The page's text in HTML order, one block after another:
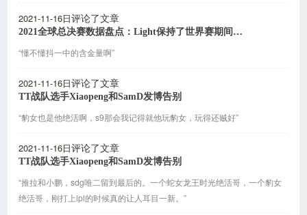
2021-11-16日评论了文章
2021全球总决赛数据盘点：Light保持了世界赛期间最高的KDA
“懂不懂抖一中的含金量啊”
2021-11-16日评论了文章
TT战队选手Xiaopeng和SamD发博告别
“豹女也是他绝活啊，s9那会我记得就他玩豹女，玩得还贼好”
2021-11-16日评论了文章
TT战队选手Xiaopeng和SamD发博告别
“推拉和小鹏，sdg唯二留到最后的。一个蛇女龙王时光绝活哥，一个豹女
绝活哥，刚打上lpl的时候真的让人耳目一新。”